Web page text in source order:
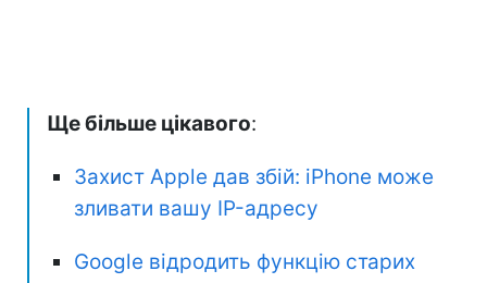
Ще більше цікавого:
Захист Apple дав збій: iPhone може
зливати вашу IP-адресу
Google відродить функцію старих